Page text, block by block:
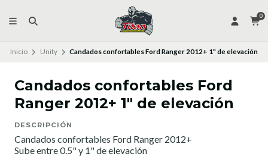
0
Inicio Unity Candados confortables Ford Ranger 2012+ 1" de elevación
Candados confortables Ford
Ranger 2012+ 1" de elevación
DESCRIPCIÓN
Candados confortables Ford Ranger 2012+
Sube entre 0.5" y 1" de elevación